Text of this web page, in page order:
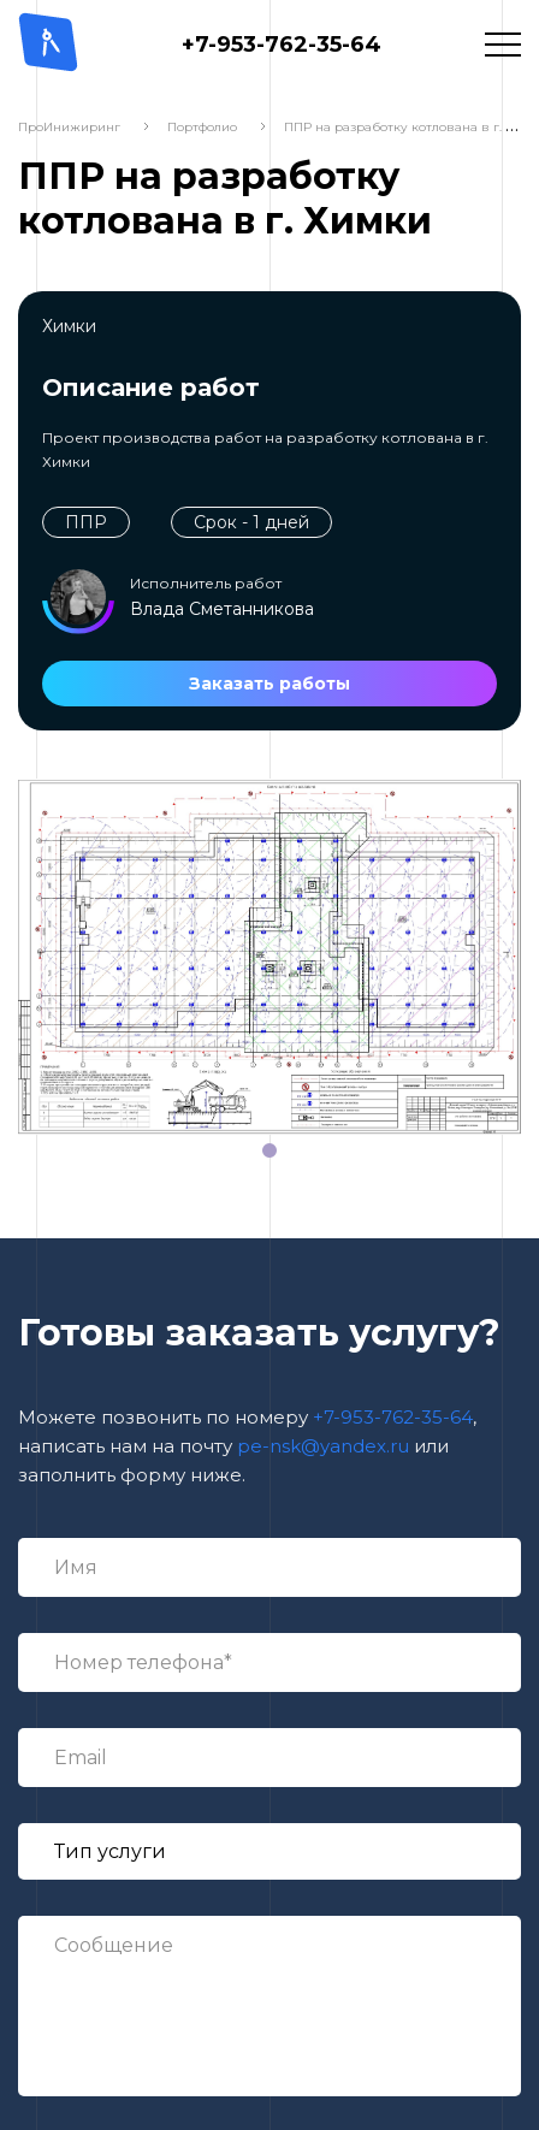
+7-953-762-35-64
ПроИнижиринг Портфолио П
ПР на разработку котлована в г. Химки
ППР на разработку
котлована в г. Химки
Химки
Описание работ
Проект производства работ на разработку котлована в г.
Химки
ППР Срок - 1 дней
Исполнитель работ
Влада Сметанникова
Заказать работы
Готовы заказать услугу?
Можете позвонить по номеру +7-953-762-35-64,
написать нам на почту pe-nsk@yandex.ru или
заполнить форму ниже.